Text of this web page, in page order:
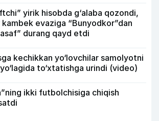
yirik hisobda g‘alaba qozondi,
kambek evaziga “Bunyodkor”dan
durang qayd etdi
kechikkan yo‘lovchilar samolyotni
to‘xtatishga urindi (video)
ikki futbolchisiga chiqish